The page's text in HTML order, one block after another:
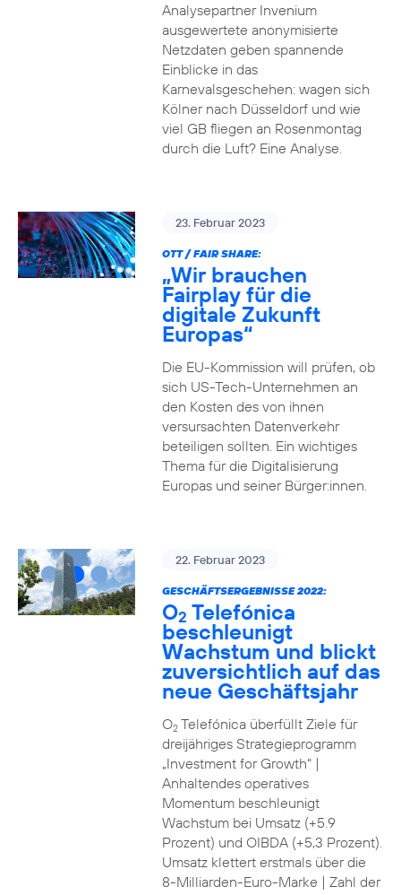
Analysepartner Invenium
ausgewertete anonymisierte
Netzdaten geben spannende
Einblicke in das
Karnevalsgeschehen: wagen sich
Kölner nach Düsseldorf und wie
viel GB fliegen an Rosenmontag
durch die Luft? Eine Analyse.
23. Februar 2023
OTT / FAIR SHARE:
„Wir brauchen
Fairplay für die
digitale Zukunft
Europas“
Die EU-Kommission will prüfen, ob
sich US-Tech-Unternehmen an
den Kosten des von ihnen
versursachten Datenverkehr
beteiligen sollten. Ein wichtiges
Thema für die Digitalisierung
Europas und seiner Bürger:innen.
22. Februar 2023
GESCHÄFTSERGEBNISSE 2022:
O2 Telefónica
beschleunigt
Wachstum und blickt
zuversichtlich auf das
neue Geschäftsjahr
O2Telefónica überfüllt Ziele für
dreijähriges Strategieprogramm
„Investment for Growth“ |
Anhaltendes operatives
Momentum beschleunigt
Wachstum bei Umsatz (+5.9
Prozent) und OIBDA (+5,3 Prozent).
Umsatz klettert erstmals über die
8-Milliarden-Euro-Marke | Zahl der